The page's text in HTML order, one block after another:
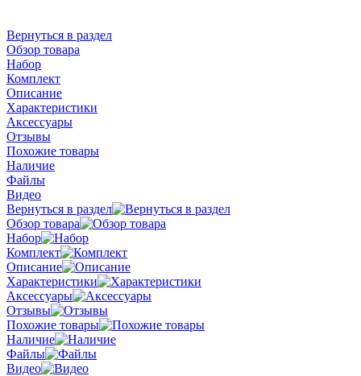
Вернуться в раздел
Обзор товара
Набор
Комплект
Описание
Характеристики
Аксессуары
Отзывы
Похожие товары
Наличие
Файлы
Видео
Вернуться в раздел
Обзор товара
Набор
Комплект
Описание
Характеристики
Аксессуары
Отзывы
Похожие товары
Наличие
Файлы
Видео